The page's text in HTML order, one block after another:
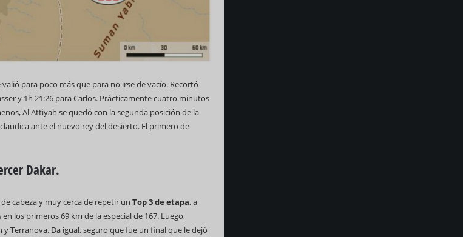
para poco más que para no irse de vacío. Recortó
y 1h 21:26 para Carlos. Prácticamente cuatro minutos
Al Attiyah se quedó con la segunda posición de la
ante el nuevo rey del desierto. El primero de
Dakar.
cabeza y muy cerca de repetir un Top 3 de etapa, a
los primeros 69 km de la especial de 167. Luego,
Terranova. Da igual, seguro que fue un final que le dejó